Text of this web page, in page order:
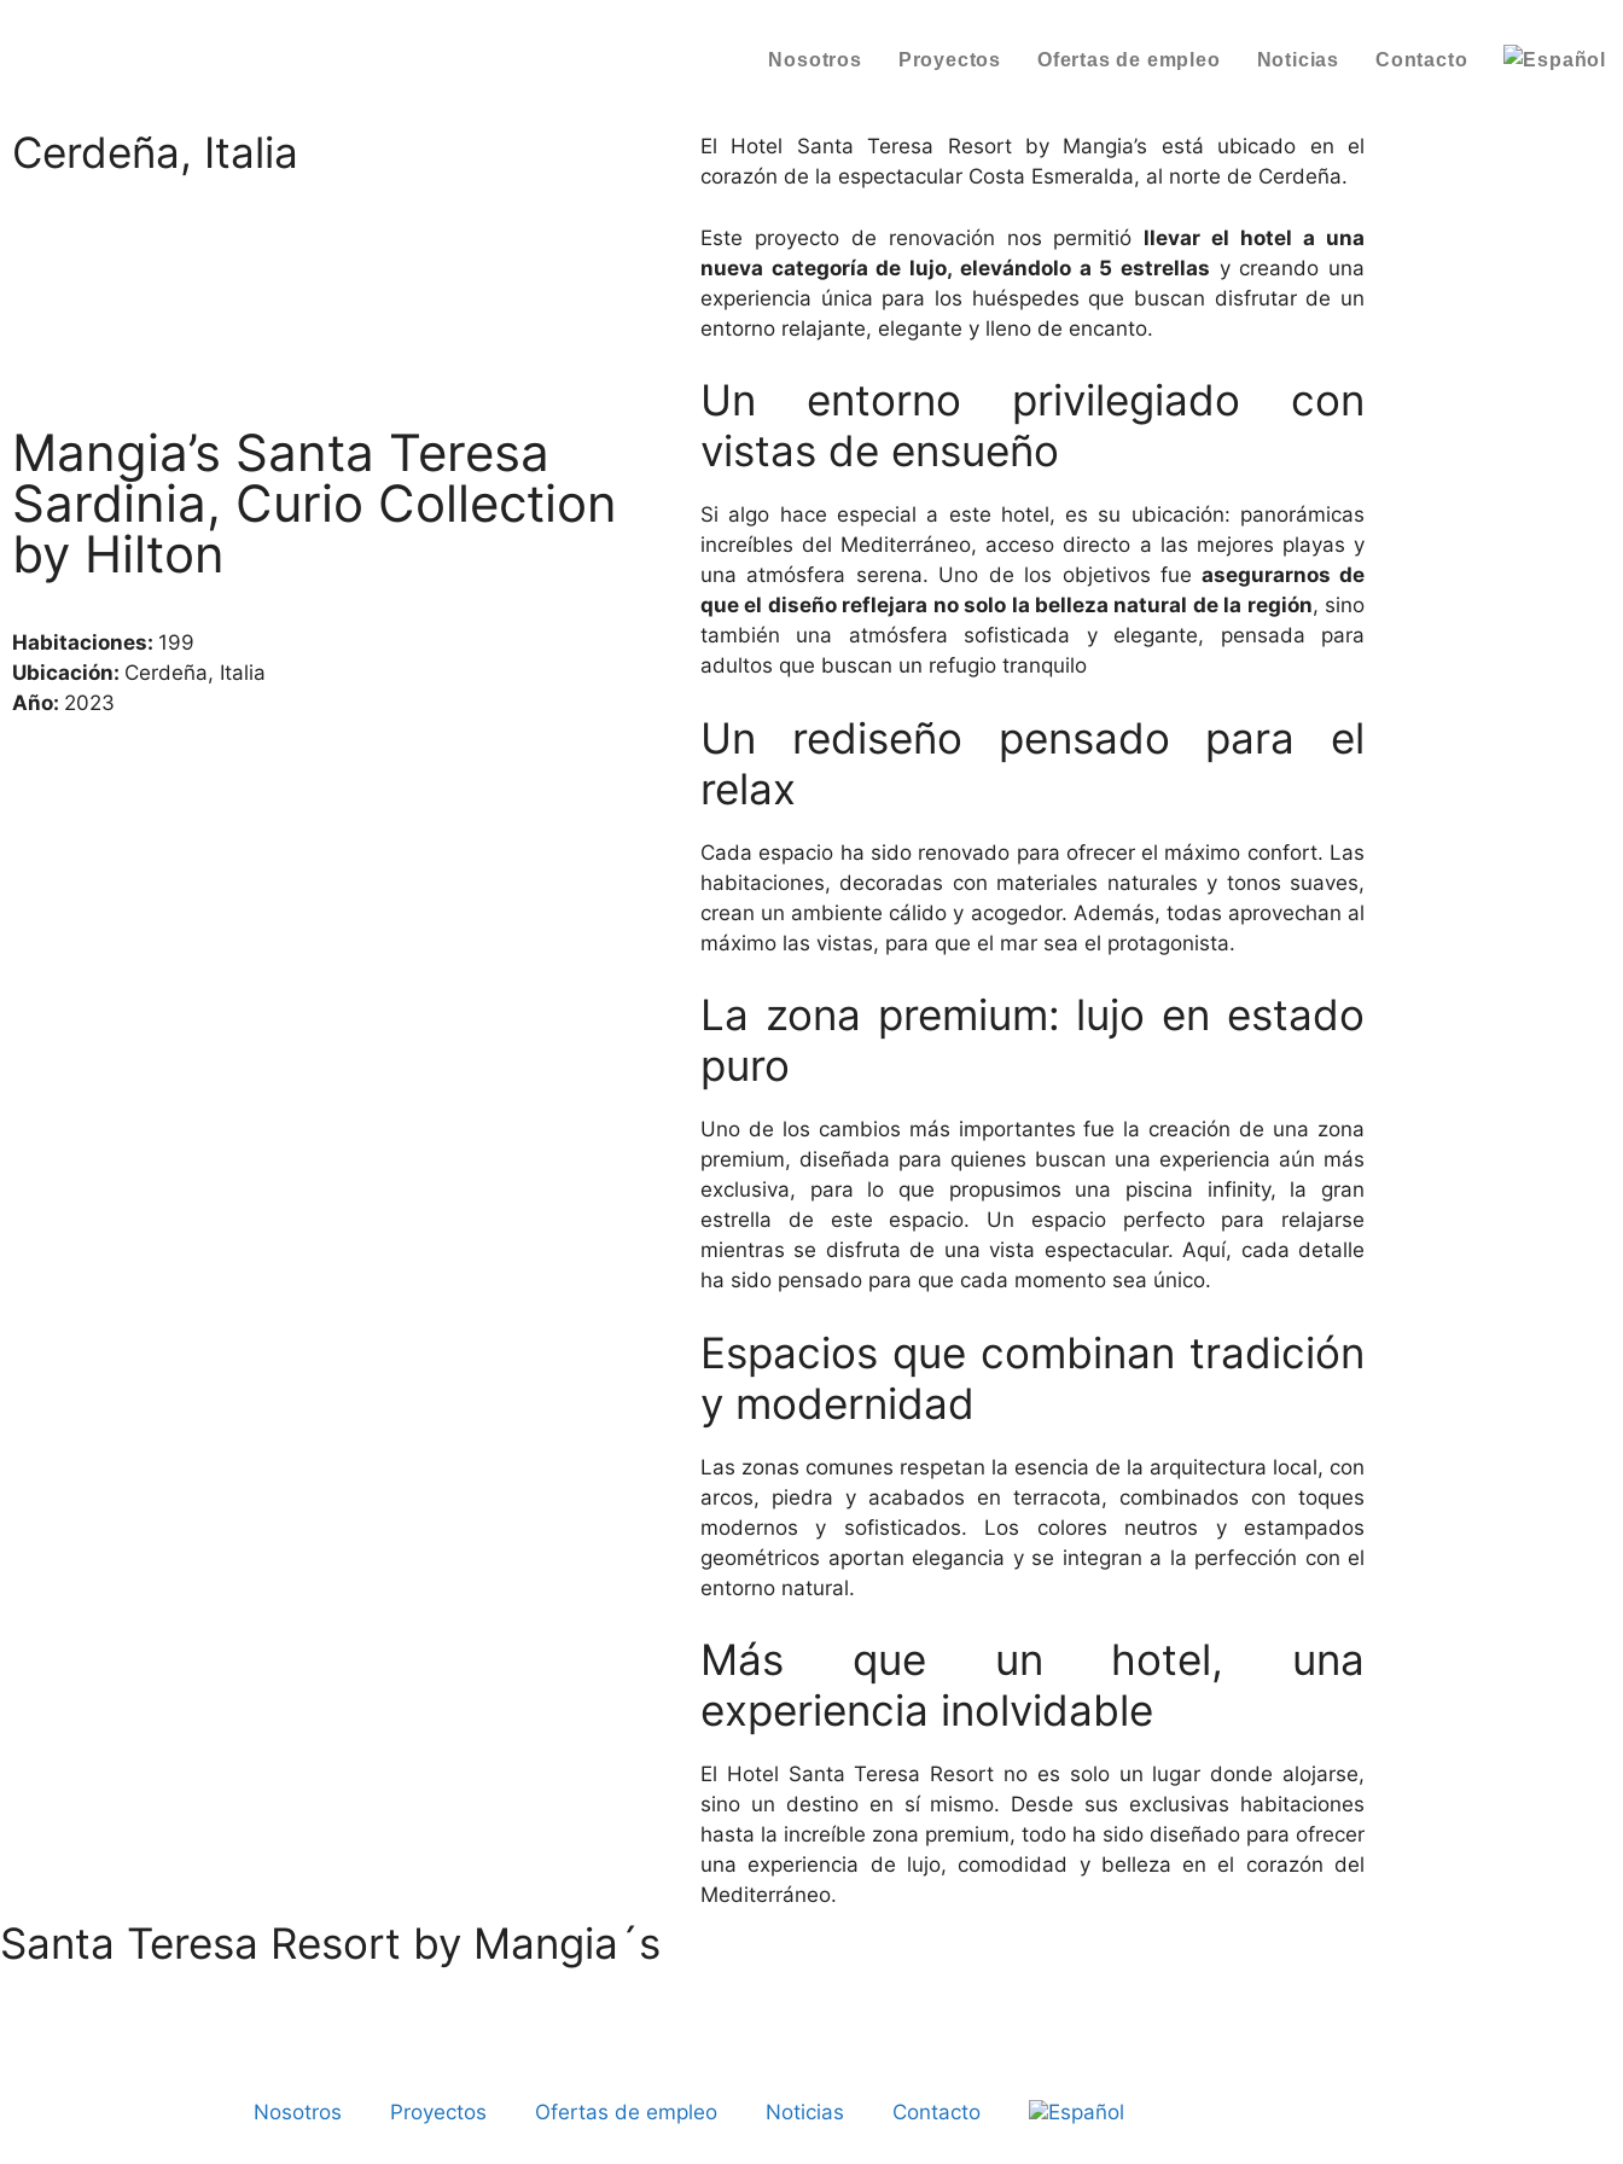
Nosotros Proyectos Ofertas de empleo Noticias Contacto
Cerdeña, Italia
Mangia’s Santa Teresa
Sardinia, Curio Collection
by Hilton
Habitaciones: 199
Ubicación: Cerdeña, Italia
Año: 2023
El Hotel Santa Teresa Resort by Mangia’s está ubicado en el
corazón de la espectacular Costa Esmeralda, al norte de Cerdeña.
Este proyecto de renovación nos permitió llevar el hotel a una
nueva categoría de lujo, elevándolo a 5 estrellas y creando una
experiencia única para los huéspedes que buscan disfrutar de un
entorno relajante, elegante y lleno de encanto.
Un entorno privilegiado con
vistas de ensueño
Si algo hace especial a este hotel, es su ubicación: panorámicas
increíbles del Mediterráneo, acceso directo a las mejores playas y
una atmósfera serena. Uno de los objetivos fue asegurarnos de
que el diseño reflejara no solo la belleza natural de la región, sino
también una atmósfera sofisticada y elegante, pensada para
adultos que buscan un refugio tranquilo
Un rediseño pensado para el
relax
Cada espacio ha sido renovado para ofrecer el máximo confort. Las
habitaciones, decoradas con materiales naturales y tonos suaves,
crean un ambiente cálido y acogedor. Además, todas aprovechan al
máximo las vistas, para que el mar sea el protagonista.
La zona premium: lujo en estado
puro
Uno de los cambios más importantes fue la creación de una zona
premium, diseñada para quienes buscan una experiencia aún más
exclusiva, para lo que propusimos una piscina infinity, la gran
estrella de este espacio. Un espacio perfecto para relajarse
mientras se disfruta de una vista espectacular. Aquí, cada detalle
ha sido pensado para que cada momento sea único.
Espacios que combinan tradición
y modernidad
Las zonas comunes respetan la esencia de la arquitectura local, con
arcos, piedra y acabados en terracota, combinados con toques
modernos y sofisticados. Los colores neutros y estampados
geométricos aportan elegancia y se integran a la perfección con el
entorno natural.
Más que un hotel, una
experiencia inolvidable
El Hotel Santa Teresa Resort no es solo un lugar donde alojarse,
sino un destino en sí mismo. Desde sus exclusivas habitaciones
hasta la increíble zona premium, todo ha sido diseñado para ofrecer
una experiencia de lujo, comodidad y belleza en el corazón del
Mediterráneo.
Santa Teresa Resort by Mangia´s
Nosotros Proyectos Ofertas de empleo Noticias Contacto